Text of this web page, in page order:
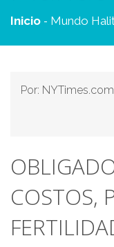
Inicio - Mundo
Por:
COSTOS,